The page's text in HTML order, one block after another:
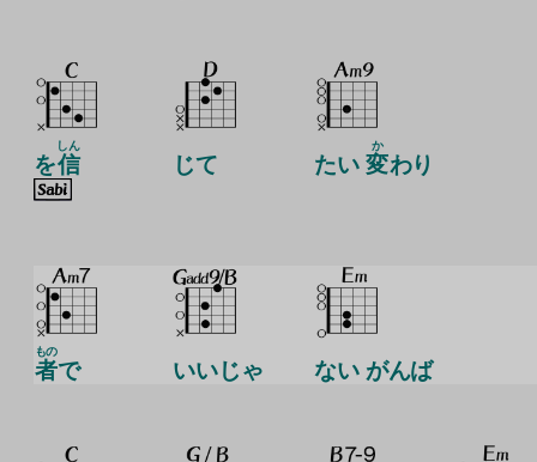
を信
しん
じて たい 変
か
わり
者
もの
で いいじゃ ない がんば